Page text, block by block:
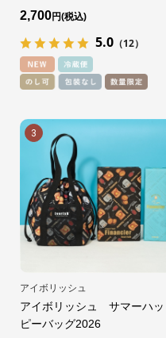
2,700円
5.0 （12）
3
アイボリッシュ
アイボリッシュ サマーハッ
ピーバッグ2026